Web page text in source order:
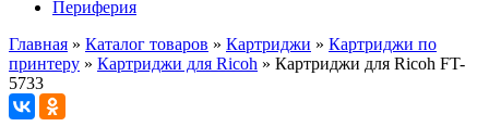
Периферия
Главная » Каталог товаров » Картриджи » Картриджи по
принтеру » Картриджи для Ricoh » Картриджи для Ricoh FT-
5733